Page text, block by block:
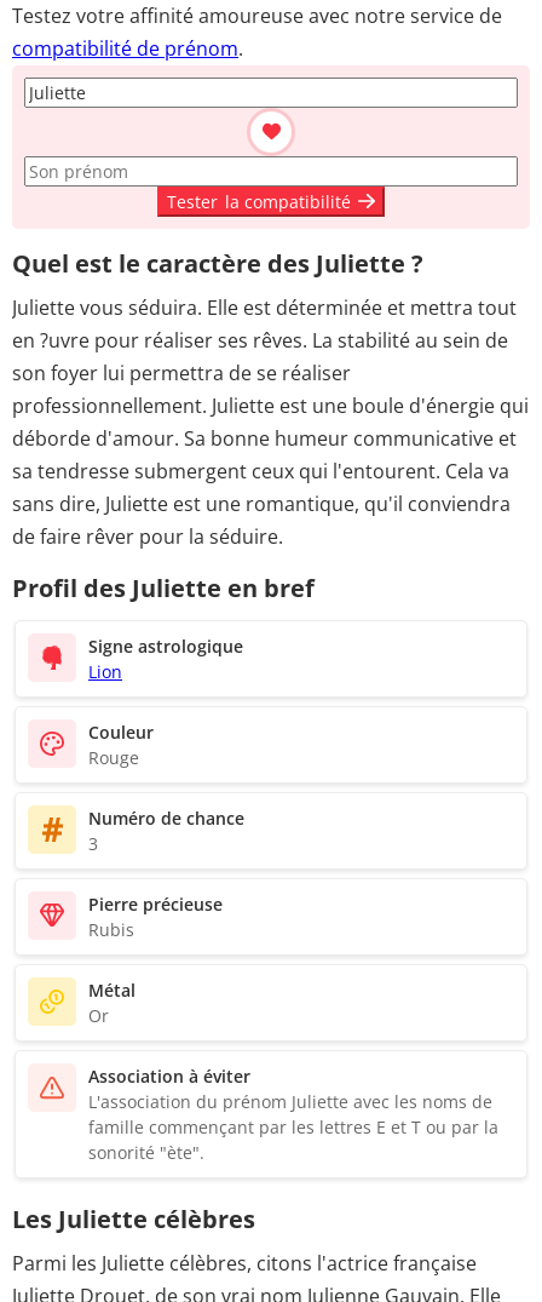
Testez votre affinité amoureuse avec notre service de
compatibilité de prénom.
Tester la compatibilité
Quel est le caractère des Juliette ?
Juliette vous séduira. Elle est déterminée et mettra tout
en ?uvre pour réaliser ses rêves. La stabilité au sein de
son foyer lui permettra de se réaliser
professionnellement. Juliette est une boule d'énergie qui
déborde d'amour. Sa bonne humeur communicative et
sa tendresse submergent ceux qui l'entourent. Cela va
sans dire, Juliette est une romantique, qu'il conviendra
de faire rêver pour la séduire.
Profil des Juliette en bref
Signe astrologique
Lion
Couleur
Rouge
Numéro de chance
3
Pierre précieuse
Rubis
Métal
Or
Association à éviter
L'association du prénom Juliette avec les noms de
famille commençant par les lettres E et T ou par la
sonorité "ète".
Les Juliette célèbres
Parmi les Juliette célèbres, citons l'actrice française
Juliette Drouet, de son vrai nom Julienne Gauvain. Elle